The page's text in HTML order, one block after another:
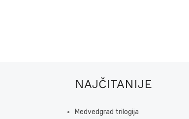
NAJČITANIJE
Medvedgrad trilogija